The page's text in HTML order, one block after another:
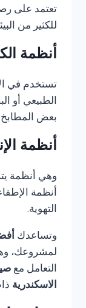
تعتمد على
للكثير من
أنظمة
تستخدم في
الطبيعي أو
بعض المطابخ
أنظمة
وهي أنظمة
أنظمة
التهوية.
وتساعدك
لمشروعك،
التعامل مع
الاسكندرية